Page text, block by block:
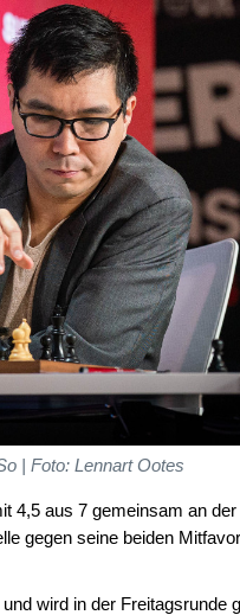
| Foto: Lennart Ootes
4,5 aus 7 gemeinsam an
gegen seine beiden
wird in der Freitagsrunde